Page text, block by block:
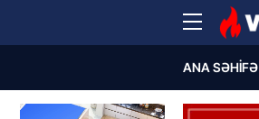
ANA SƏHIFƏ